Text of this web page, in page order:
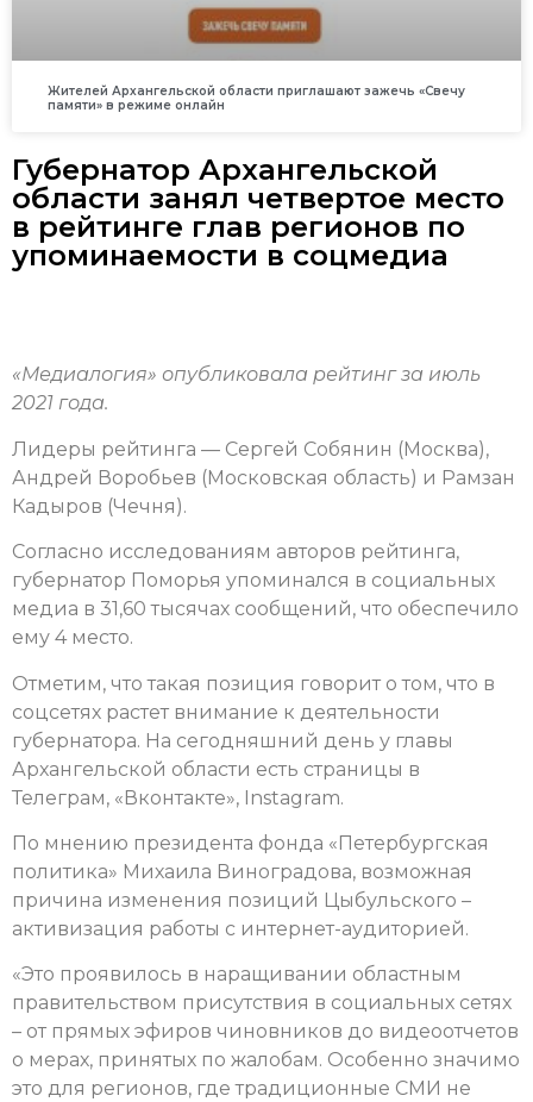
Жителей Архангельской области приглашают зажечь «Свечу
памяти» в режиме онлайн
Губернатор Архангельской
области занял четвертое место
в рейтинге глав регионов по
упоминаемости в соцмедиа
«Медиалогия» опубликовала рейтинг за июль
2021 года.
Лидеры рейтинга — Сергей Собянин (Москва),
Андрей Воробьев (Московская область) и Рамзан
Кадыров (Чечня).
Согласно исследованиям авторов рейтинга,
губернатор Поморья упоминался в социальных
медиа в 31,60 тысячах сообщений, что обеспечило
ему 4 место.
Отметим, что такая позиция говорит о том, что в
соцсетях растет внимание к деятельности
губернатора. На сегодняшний день у главы
Архангельской области есть страницы в
Телеграм, «Вконтакте», Instagram.
По мнению президента фонда «Петербургская
политика» Михаила Виноградова, возможная
причина изменения позиций Цыбульского –
активизация работы с интернет-аудиторией.
«Это проявилось в наращивании областным
правительством присутствия в социальных сетях
– от прямых эфиров чиновников до видеоотчетов
о мерах, принятых по жалобам. Особенно значимо
это для регионов, где традиционные СМИ не